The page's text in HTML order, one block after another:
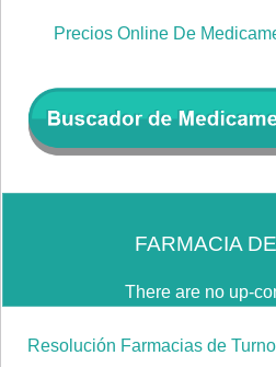
Precios Online De
FARMACIA
There are no up-
Resolución Farmacias de